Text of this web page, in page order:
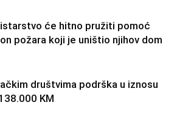
će hitno pružiti pomoć
požara koji je uništio njihov dom
društvima podrška u iznosu
KM